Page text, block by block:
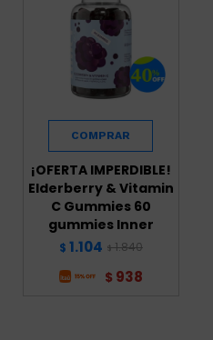
¡OFERTA IMPERDIBLE!
Elderberry & Vitamin
C Gummies 60
gummies Inner
$ 1.104 $ 1.840
$ 938